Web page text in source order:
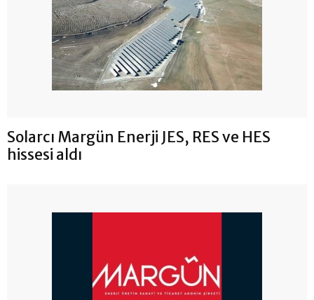
Solarcı Margün Enerji JES, RES ve HES
hissesi aldı